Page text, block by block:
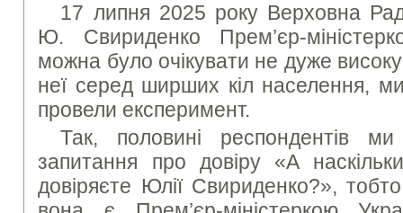
17 липня 2025 року Верховна
Ю. Свириденко Прем’єр-
можна було очікувати не дуже
неї серед ширших кіл населення,
провели експеримент.
Так, половині респондентів
запитання про довіру «А
довіряєте Юлії Свириденко?»,